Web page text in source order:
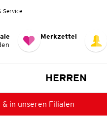
Service
Merkzettel
HERREN
in unseren Filialen